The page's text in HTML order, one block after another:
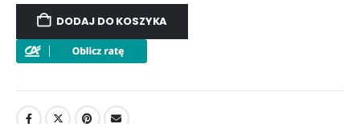
DODAJ DO KOSZYKA